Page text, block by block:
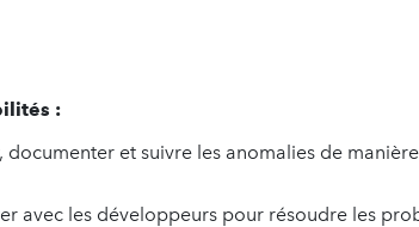
:
documenter et suivre les anomalies de
avec les développeurs pour résoudre les